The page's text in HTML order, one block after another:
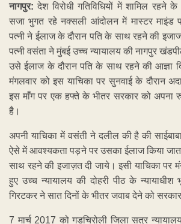
नागपुर:देश विरोधी गतिविधियों में शामिल
सजा भुगत रहे नक्सली आंदोलन में मास्टर माइंड
पत्नी ने ईलाज के दौरान पति के साथ रहने की
पत्नी वसंता ने मुंबई उच्च न्यायालय की नागपुर
उसे ईलाज के दौरान पति के साथ रहने की आज्ञा
मंगलवार को इस याचिका पर सुनवाई के दौरान
इस माँग पर एक हफ्ते के भीतर सरकार को अपना
है।
अपनी याचिका में वसंती ने दलील की है की
ऐसे में आवश्यकता पड़ने पर उसका ईलाज किया
साथ रहने की इजाज़त दी जाये। इसी याचिका पर
हुए उच्च न्यायालय की दोहरी पीठ के
गिरटकर ने सात दिनों के भीतर जवाब देने को
7 मार्च 2017 को गडचिरोली जिला सत्र